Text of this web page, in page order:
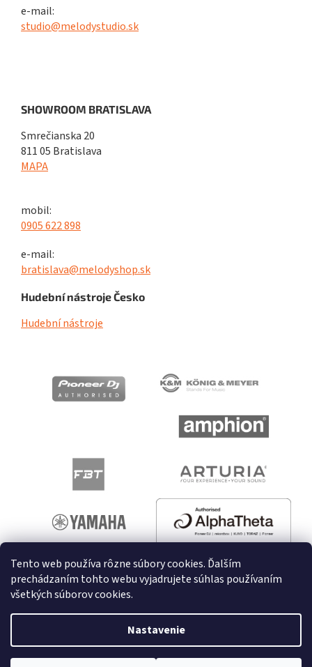
Tento web používa rôzne súbory cookies. Ďalším
prechádzaním tohto webu vyjadrujete súhlas používaním
všetkých súborov cookies.
Nastavenie
e-mail:
studio@melodystudio.sk
SHOWROOM BRATISLAVA
Smrečianska 20
811 05 Bratislava
MAPA
mobil:
0905 622 898
e-mail:
bratislava@melodyshop.sk
Hudební nástroje Česko
Hudební nástroje
Vytvoril Shoptet
Copyright 2026melodyshop.sk. Všetky práva vyhradené.